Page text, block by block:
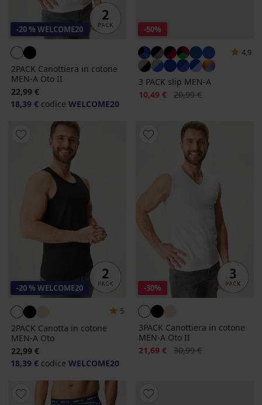
-20 % WELCOME20
2PACK Canottiera in cotone
MEN-A Oto II
22,99 €
18,39 € codice WELCOME20
-50%
4,9
3 PACK slip MEN-A
Sconto
10,49 € Prezzo originale
20,99 €
-20 % WELCOME20
5
2PACK Canotta in cotone
MEN-A Oto
22,99 €
18,39 € codice WELCOME20
-30%
3PACK Canottiera in cotone
MEN-A Oto II
Sconto
21,69 € Prezzo originale
30,99 €